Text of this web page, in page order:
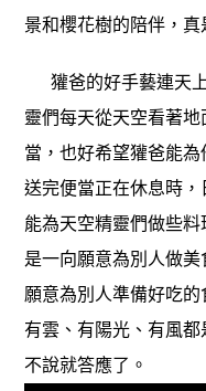
景和櫻花樹的陪伴，真
獾爸的好手藝連天上
靈們每天從天空看著
當，也好希望獾爸能
送完便當正在休息時
能為天空精靈們做些
是一向願意為別人做
願意為別人準備好吃
有雲、有陽光、有風
不說就答應了。